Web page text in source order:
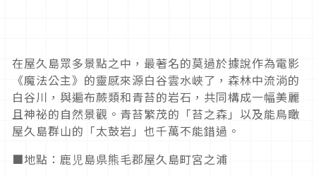
在屋久島眾多景點之中，最著名的莫過於據說作為電影
《魔法公主》的靈感來源白谷雲水峽了，森林中流淌的
白谷川，與遍布蕨類和青苔的岩石，共同構成一幅美麗
且神祕的自然景觀。青苔繁茂的「苔之森」以及能鳥瞰
屋久島群山的「太鼓岩」也千萬不能錯過。
■地點：鹿児島県熊毛郡屋久島町宮之浦